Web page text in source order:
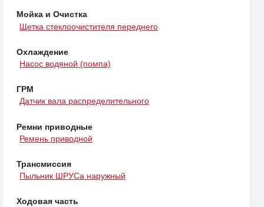
Мойка и Очистка
Щетка стеклоочистителя переднего
Охлаждение
Насос водяной (помпа)
ГРМ
Датчик вала распределительного
Ремни приводные
Ремень приводной
Трансмиссия
Пыльник ШРУСа наружный
Ходовая часть